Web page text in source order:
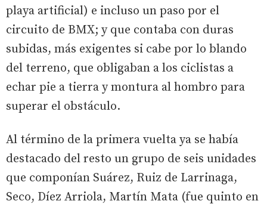
playa artificial) e incluso un paso por el
circuito de BMX; y que contaba con duras
subidas, más exigentes si cabe por lo blando
del terreno, que obligaban a los ciclistas a
echar pie a tierra y montura al hombro para
superar el obstáculo.
Al término de la primera vuelta ya se había
destacado del resto un grupo de seis unidades
que componían Suárez, Ruiz de Larrinaga,
Seco, Díez Arriola, Martín Mata (fue quinto en